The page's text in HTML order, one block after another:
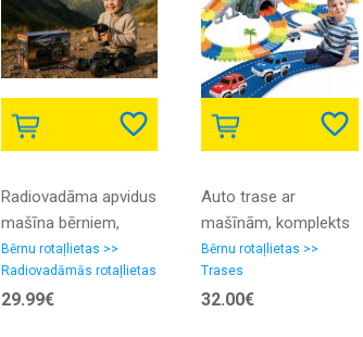
Radiovadāma apvidus
mašīna bērniem,
bērnu OFFROAD
automašīna ar pulti,
15 km/h
Bērnu rotaļlietas >>
Radiovadāmās rotaļlietas
29.99€
Auto trase ar
mašīnām, komplekts
bērniem ar 2gab
mašīnām, 293 gab.
elementi un aksesuāri
Bērnu rotaļlietas >>
Trases
32.00€